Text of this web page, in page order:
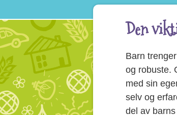
Den
Barn
og robuste.
med sin
selv og
del av